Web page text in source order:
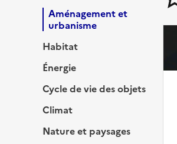
Aménagement et
urbanisme
Habitat
Énergie
Cycle de vie des objets
Climat
Nature et paysages